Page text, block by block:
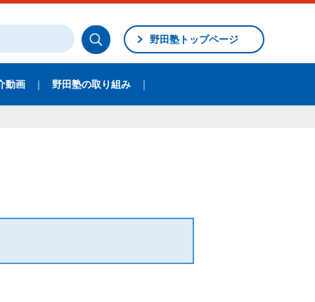
野田塾トップページ
動画 野田塾の取り組み